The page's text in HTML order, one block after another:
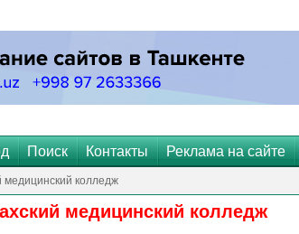
Поиск Контакты Реклама на сайте
медицинский колледж
медицинский колледж